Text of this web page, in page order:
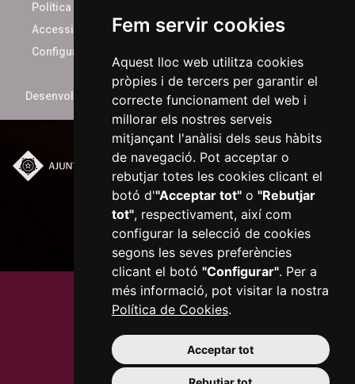
Fem servir cookies
Aquest lloc web utilitza cookies
pròpies i de tercers per garantir el
correcte funcionament del web i
millorar els nostres serveis
mitjançant l'anàlisi dels seus hàbits
de navegació. Pot acceptar o
rebutjar totes les cookies clicant el
botó d'"Acceptar tot"o "Rebutjar
tot", respectivament, així com
configurar la selecció de cookies
segons les seves preferències
clicant el botó "Configurar". Per a
més informació, pot visitar la nostra
Política de Cookies.
Acceptar tot
Política de privacitat
Accessibilitat
Configurar cookies
Desenvolupat perxarop.com
Plaça del Mercadal ·
43201 Reus
977 010 010
ajuntament@reus.cat
reus.cat